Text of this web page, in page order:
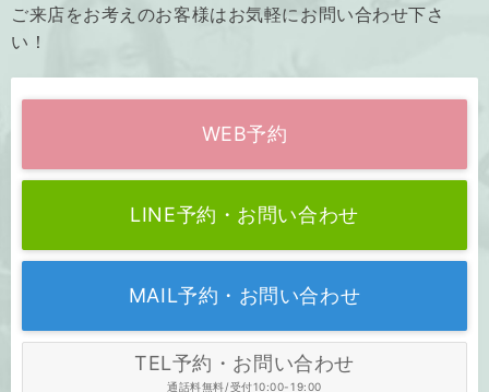
ご来店をお考えのお客様はお気軽にお問い合わせ下さ
い！
WEB予約
LINE予約・お問い合わせ
MAIL予約・お問い合わせ
TEL予約・お問い合わせ
通話料無料/受付10:00-19:00